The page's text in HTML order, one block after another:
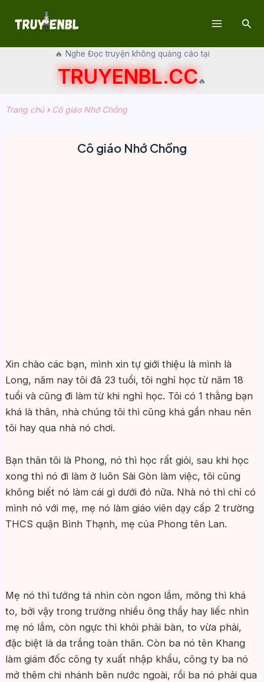
🔥 Nghe Đọc truyện không quảng cáo tại
TRUYENBL.CC🔥
Trang chủ› Cô giáo Nhớ Chồng
Cô giáo Nhớ Chồng
Xin chào các bạn, mình xin tự giới thiệu là mình là
Long, năm nay tôi đã 23 tuổi, tôi nghỉ học từ năm 18
tuổi và cũng đi làm từ khi nghỉ học. Tôi có 1 thằng bạn
khá là thân, nhà chúng tôi thì cũng khá gần nhau nên
tôi hay qua nhà nó chơi.
Bạn thân tôi là Phong, nó thì học rất giỏi, sau khi học
xong thì nó đi làm ở luôn Sài Gòn làm việc, tôi cũng
không biết nó làm cái gì dưới đó nữa. Nhà nó thì chỉ có
mình nó với mẹ, mẹ nó làm giáo viên dạy cấp 2 trường
THCS quận Bình Thạnh, mẹ của Phong tên Lan.
Mẹ nó thì tướng tá nhìn còn ngon lắm, mông thì khá
to, bởi vậy trong trường nhiều ông thầy hay liếc nhìn
mẹ nó lắm, còn ngực thì khỏi phải bàn, to vừa phải,
đặc biệt là da trắng toàn thân. Còn ba nó tên Khang
làm giám đốc công ty xuất nhập khẩu, công ty ba nó
mở thêm chi nhánh bên nước ngoài, rồi ba nó phải qua